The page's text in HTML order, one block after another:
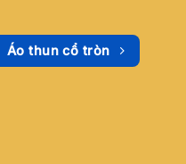
Áo thun cổ tròn